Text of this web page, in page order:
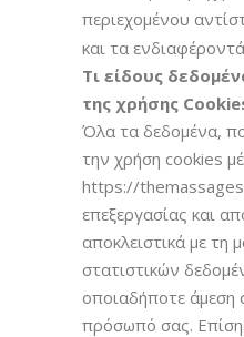
περιεχομένου
και τα
Τι είδους
της χρήσης
Όλα τα δεδομένα,
την χρήση cookies
https://
επεξεργασίας και
αποκλειστικά με
στατιστικών
οποιαδήποτε άμεση
πρόσωπό σας.